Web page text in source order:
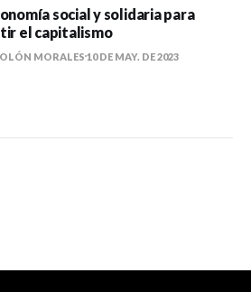
social y solidaria para
el capitalismo
MORALES 10 DE MAY. DE 2023